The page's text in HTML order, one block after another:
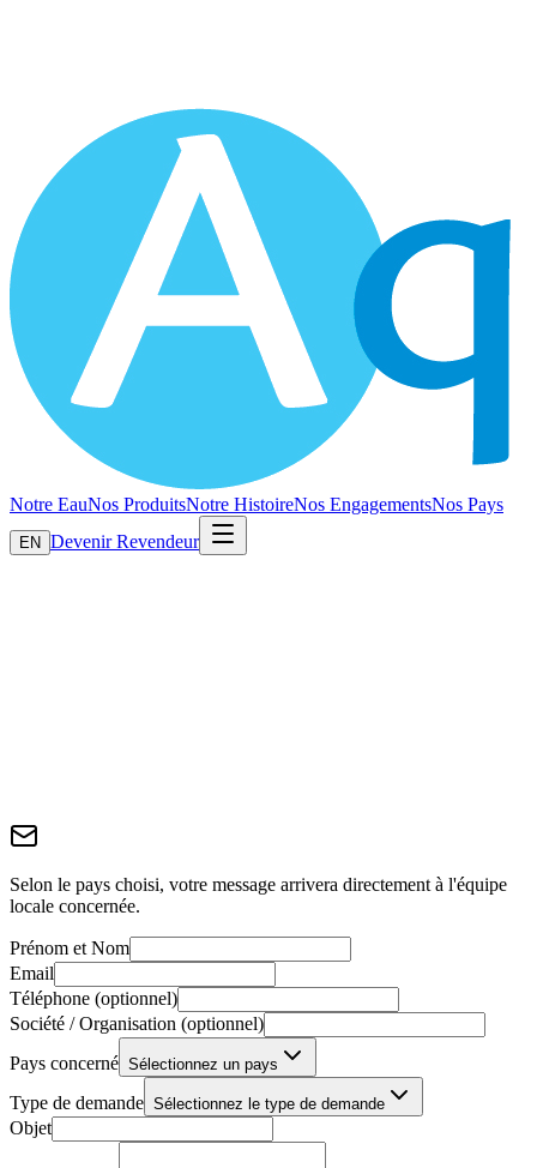
Notre EauNos ProduitsNotre HistoireNos EngagementsNos Pays
EN Devenir Revendeur
Selon le pays choisi, votre message arrivera directement à l'équipe
locale concernée.
Prénom et Nom
Email
Téléphone (optionnel)
Société / Organisation (optionnel)
Pays concerné Sélectionnez un pays
Type de demande Sélectionnez le type de demande
Objet